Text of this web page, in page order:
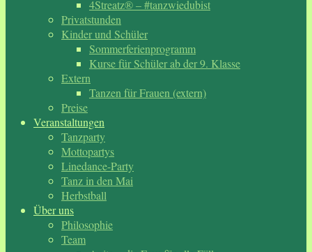
4Streatz® – #tanzwiedubist
Privatstunden
Kinder und Schüler
Sommerferienprogramm
Kurse für Schüler ab der 9. Klasse
Extern
Tanzen für Frauen (extern)
Preise
Veranstaltungen
Tanzparty
Mottopartys
Linedance-Party
Tanz in den Mai
Herbstball
Über uns
Philosophie
Team